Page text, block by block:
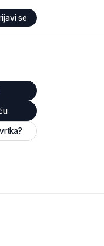
se